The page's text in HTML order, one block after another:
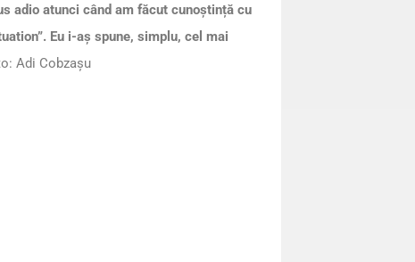
adio atunci când am făcut cunoștință cu
Eu i-aș spune, simplu, cel mai
Adi Cobzașu